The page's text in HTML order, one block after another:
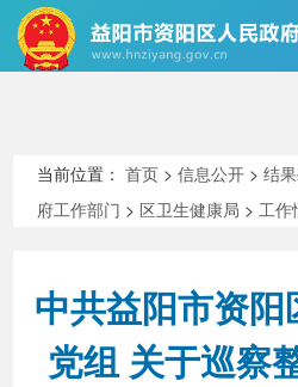
新闻中心
当前位置：首页 >信息公开 >结
府工作部门 > 区卫生健康局 >工作
中共益阳市资
党组 关于巡察